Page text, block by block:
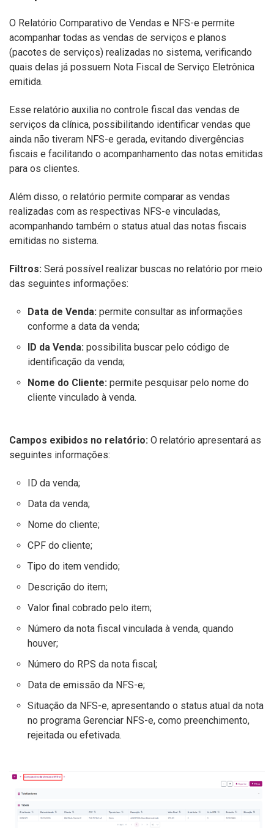
O Relatório Comparativo de Vendas e NFS-e permite
acompanhar todas as vendas de serviços e planos
(pacotes de serviços) realizadas no sistema, verificando
quais delas já possuem Nota Fiscal de Serviço Eletrônica
emitida.
Esse relatório auxilia no controle fiscal das vendas de
serviços da clínica, possibilitando identificar vendas que
ainda não tiveram NFS-e gerada, evitando divergências
fiscais e facilitando o acompanhamento das notas emitidas
para os clientes.
Além disso, o relatório permite comparar as vendas
realizadas com as respectivas NFS-e vinculadas,
acompanhando também o status atual das notas fiscais
emitidas no sistema.
Filtros: Será possível realizar buscas no relatório por meio
das seguintes informações:
Data de Venda: permite consultar as informações
conforme a data da venda;
ID da Venda: possibilita buscar pelo código de
identificação da venda;
Nome do Cliente: permite pesquisar pelo nome do
cliente vinculado à venda.
Campos exibidos no relatório: O relatório apresentará as
seguintes informações:
ID da venda;
Data da venda;
Nome do cliente;
CPF do cliente;
Tipo do item vendido;
Descrição do item;
Valor final cobrado pelo item;
Número da nota fiscal vinculada à venda, quando
houver;
Número do RPS da nota fiscal;
Data de emissão da NFS-e;
Situação da NFS-e, apresentando o status atual da nota
no programa Gerenciar NFS-e, como preenchimento,
rejeitada ou efetivada.